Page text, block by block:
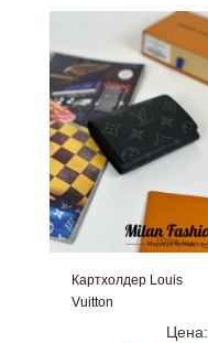
Картхолдер Louis
Vuitton
Цена: